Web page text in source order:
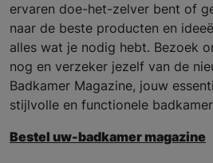
ervaren doe-het-zelver bent of
naar de beste producten en
alles wat je nodig hebt. Bezoek
nog en verzeker jezelf van de
Badkamer Magazine, jouw
stijlvolle en functionele
Bestel uw-badkamer magazine